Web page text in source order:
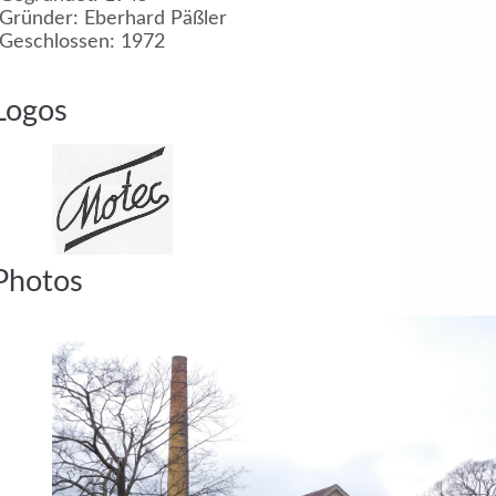
Gründer: Eberhard Päßler
Geschlossen: 1972